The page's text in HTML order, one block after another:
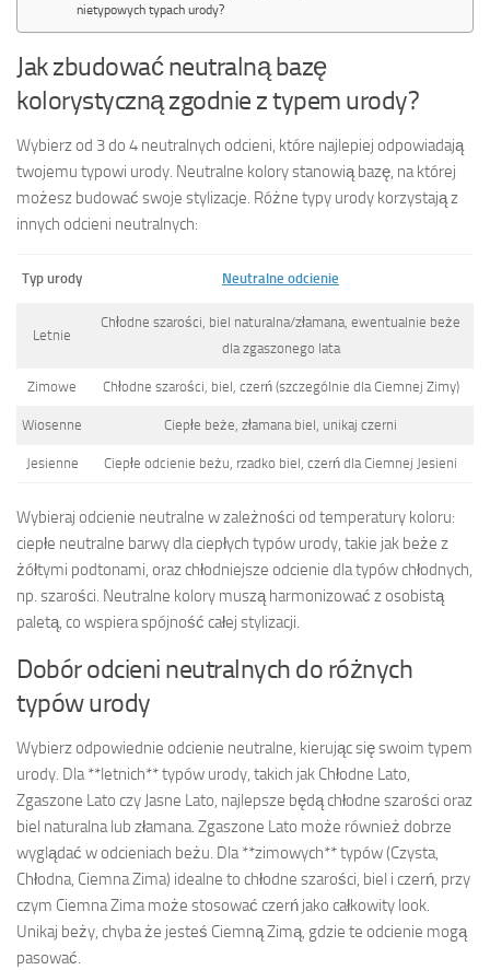
nietypowych typach urody?
Jak zbudować neutralną bazę
kolorystyczną zgodnie z typem urody?
Wybierz od 3 do 4 neutralnych odcieni, które najlepiej odpowiadają
twojemu typowi urody. Neutralne kolory stanowią bazę, na której
możesz budować swoje stylizacje. Różne typy urody korzystają z
innych odcieni neutralnych:
Typ urody Neutralne odcienie
Letnie
Chłodne szarości, biel naturalna/złamana, ewentualnie beże
dla zgaszonego lata
Zimowe Chłodne szarości, biel, czerń (szczególnie dla Ciemnej Zimy)
Wiosenne Ciepłe beże, złamana biel, unikaj czerni
Jesienne Ciepłe odcienie beżu, rzadko biel, czerń dla Ciemnej Jesieni
Wybieraj odcienie neutralne w zależności od temperatury koloru:
ciepłe neutralne barwy dla ciepłych typów urody, takie jak beże z
żółtymi podtonami, oraz chłodniejsze odcienie dla typów chłodnych,
np. szarości. Neutralne kolory muszą harmonizować z osobistą
paletą, co wspiera spójność całej stylizacji.
Dobór odcieni neutralnych do różnych
typów urody
Wybierz odpowiednie odcienie neutralne, kierując się swoim typem
urody. Dla **letnich** typów urody, takich jak Chłodne Lato,
Zgaszone Lato czy Jasne Lato, najlepsze będą chłodne szarości oraz
biel naturalna lub złamana. Zgaszone Lato może również dobrze
wyglądać w odcieniach beżu. Dla **zimowych** typów (Czysta,
Chłodna, Ciemna Zima) idealne to chłodne szarości, biel i czerń, przy
czym Ciemna Zima może stosować czerń jako całkowity look.
Unikaj beży, chyba że jesteś Ciemną Zimą, gdzie te odcienie mogą
pasować.